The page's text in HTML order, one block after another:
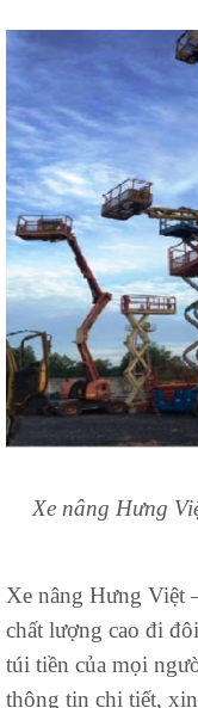
Xe nâng Hưng
Xe nâng Hưng Việt
chất lượng cao đi
túi tiền của mọi
thông tin chi tiết,